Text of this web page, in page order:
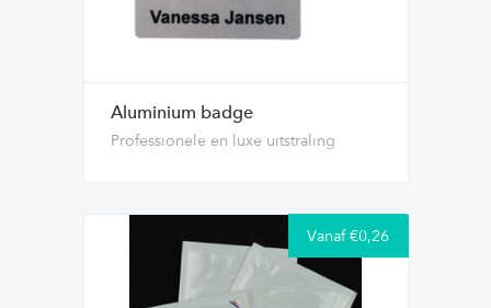
Aluminium badge
Professionele en luxe uitstraling
Vanaf €0,26